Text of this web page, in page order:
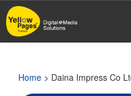
Skip
to
main
Home > Daina Impress Co